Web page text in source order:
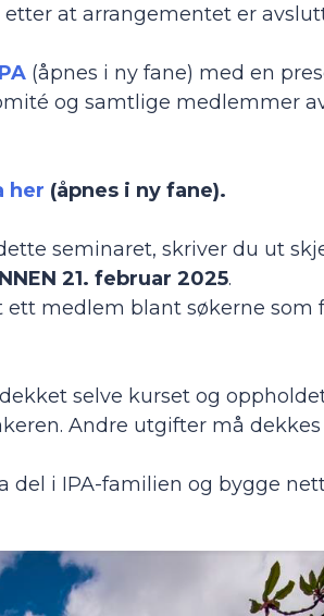
at arrangementet er
(åpnes i ny fane) med en
og samtlige medlemmer
her (åpnes i ny fane).
seminaret, skriver du ut
21. februar 2025.
medlem blant søkerne som
selve kurset og
Andre utgifter må dekkes
i IPA-familien og bygge